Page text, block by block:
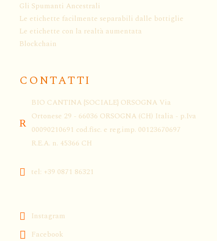
Gli Spumanti Ancestrali
Le etichette facilmente separabili dalle bottiglie
Le etichette con la realtà aumentata
Blockchain
CONTATTI
BIO CANTINA {SOCIALE} ORSOGNA Via
Ortonese 29 - 66036 ORSOGNA (CH) Italia - p.Iva
00090210691 cod.fisc. e reg.imp. 00123670697
R.E.A. n. 45366 CH
tel: +39 0871 86321
Instagram
Facebook